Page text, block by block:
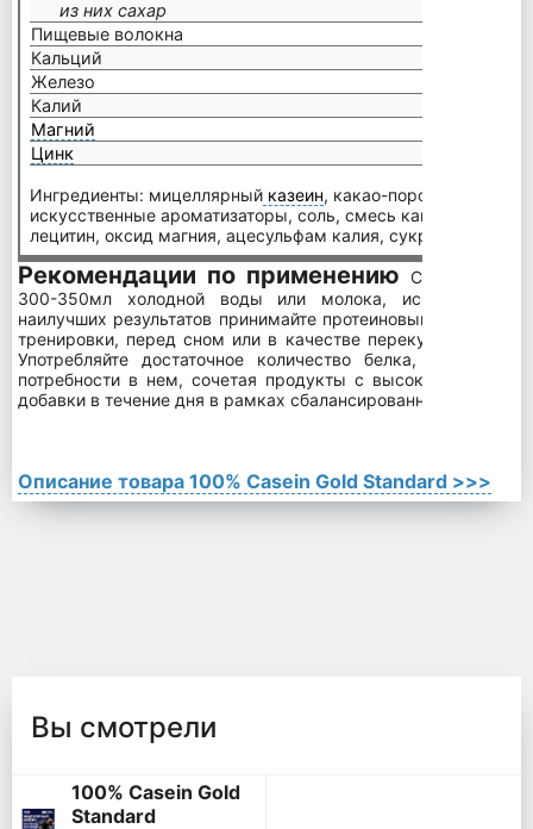
из них сахар
Пищевые волокна
Кальций
Железо
Калий
Магний
Цинк
Ингредиенты: мицеллярныйказеин, какао-порошок,
искусственные ароматизаторы, соль, смесь камедей,
лецитин, оксид магния, ацесульфам калия, сукралоза,
Рекомендации по применению
Смешайте
300-350мл холодной воды или молока, используя
наилучших результатов принимайте протеиновый коктейль
тренировки, перед сном или в качестве перекуса в любое
Употребляйте достаточное количество белка, чтобы
потребности в нем, сочетая продукты с высоким
добавки в течение дня в рамках сбалансированного рациона
Описание товара 100% Casein Gold Standard >>>
Вы смотрели
100% Casein Gold
Standard